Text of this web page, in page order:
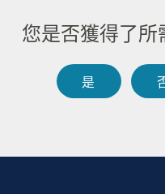
您是否獲得了所
是​​